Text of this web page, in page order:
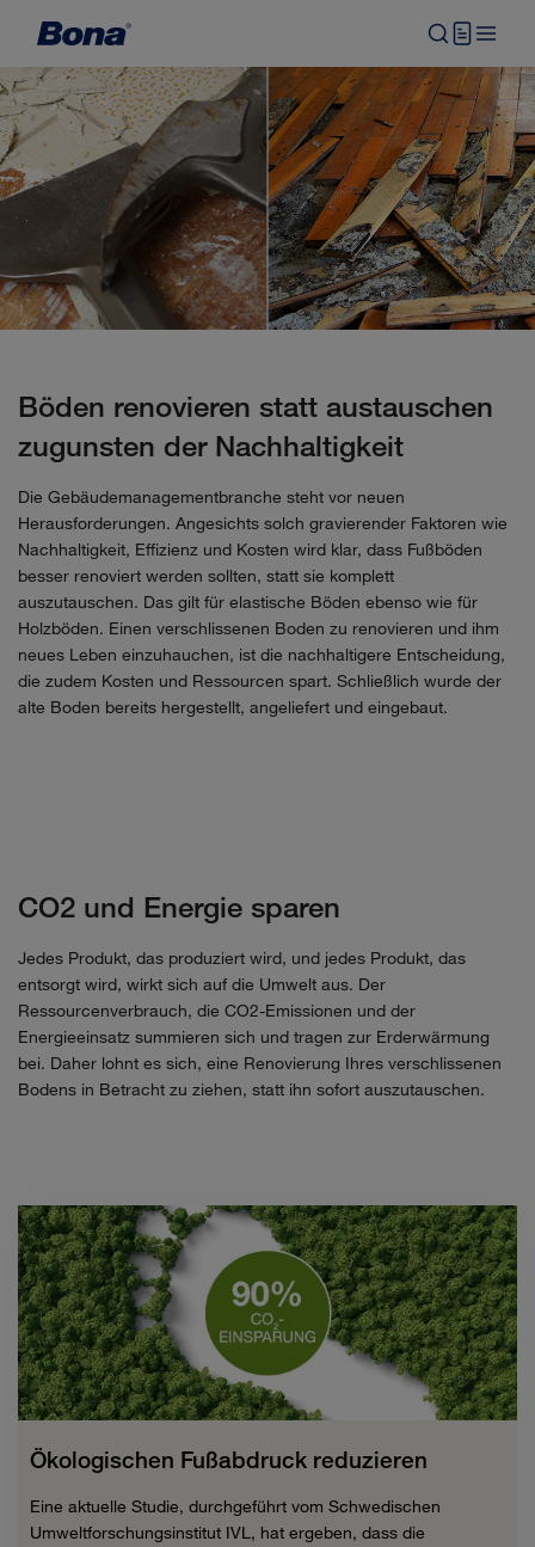
Böden renovieren statt austauschen
zugunsten der Nachhaltigkeit
Die Gebäudemanagementbranche steht vor neuen
Herausforderungen. Angesichts solch gravierender Faktoren wie
Nachhaltigkeit, Effizienz und Kosten wird klar, dass Fußböden
besser renoviert werden sollten, statt sie komplett
auszutauschen. Das gilt für elastische Böden ebenso wie für
Holzböden. Einen verschlissenen Boden zu renovieren und ihm
neues Leben einzuhauchen, ist die nachhaltigere Entscheidung,
die zudem Kosten und Ressourcen spart. Schließlich wurde der
alte Boden bereits hergestellt, angeliefert und eingebaut.
CO2 und Energie sparen
Jedes Produkt, das produziert wird, und jedes Produkt, das
entsorgt wird, wirkt sich auf die Umwelt aus. Der
Ressourcenverbrauch, die CO2-Emissionen und der
Energieeinsatz summieren sich und tragen zur Erderwärmung
bei. Daher lohnt es sich, eine Renovierung Ihres verschlissenen
Bodens in Betracht zu ziehen, statt ihn sofort auszutauschen.
Ökologischen Fußabdruck reduzieren
Eine aktuelle Studie, durchgeführt vom Schwedischen
Umweltforschungsinstitut IVL, hat ergeben, dass die